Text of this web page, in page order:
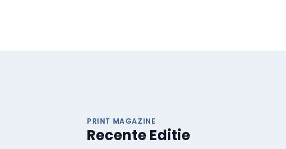
PRINT MAGAZINE
Recente Editie